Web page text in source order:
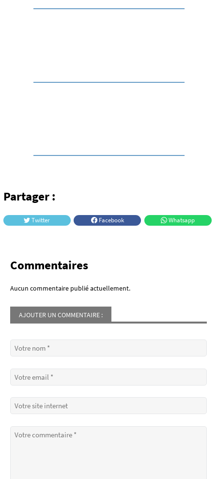
Partager :
Twitter Facebook Whatsapp
Commentaires
Aucun commentaire publié actuellement.
AJOUTER UN COMMENTAIRE :